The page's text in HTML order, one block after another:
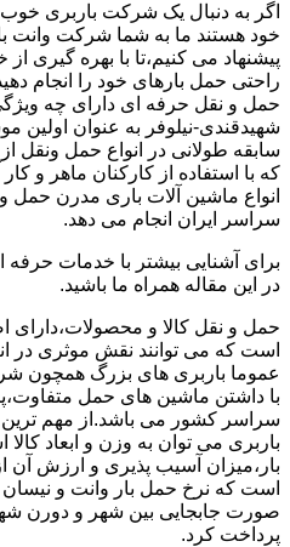
اگر به دنبال یک شرکت باربری
خود هستند ما به شما شرکت وانت
پیشنهاد می کنیم،تا با بهره گیری
راحتی حمل بارهای خود را انجام
حمل و نقل حرفه ای دارای چه
شهیدقندی-نیلوفر به عنوان اولین
سابقه طولانی در انواع حمل ونقل
که با استفاده از کارکنان ماهر و
انواع ماشین آلات باری مدرن حمل
سراسر ایران انجام می دهد.
برای آشنایی بیشتر با خدمات حرفه
در این مقاله همراه ما باشید.
حمل و نقل کالا و محصولات،دارای
است که می توانند نقش موثری در
عموما باربری های بزرگ همچون
با داشتن ماشین های حمل
سراسر کشور می باشد.از مهم ترین
باربری می توان به وزن و ابعاد
بار،میزان آسیب پذیری و ارزش آن
است که نرخ حمل بار وانت و
صورت جابجایی بین شهر و دورن شهر
پرداخت کرد.